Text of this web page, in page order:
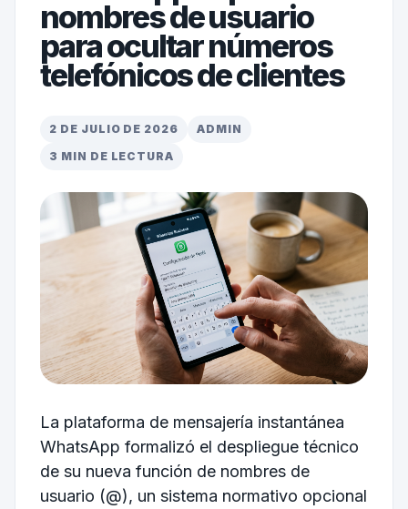
nombres de usuario
para ocultar números
telefónicos de clientes
2 DE JULIO DE 2026
ADMIN
3 MIN DE LECTURA
La plataforma de mensajería instantánea
WhatsApp formalizó el despliegue técnico
de su nueva función de nombres de
usuario (@), un sistema normativo opcional